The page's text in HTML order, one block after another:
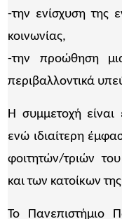
-την ενίσχυση της
κοινωνίας,
-την προώθηση
περιβαλλοντικά
Η συμμετοχή είναι
ενώ ιδιαίτερη
φοιτητών/τριών
και των κατοίκων
Το Πανεπιστήμιο